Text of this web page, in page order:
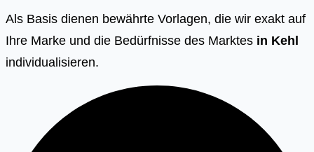
Als Basis dienen bewährte Vorlagen, die wir exakt auf
Ihre Marke und die Bedürfnisse des Marktes in Kehl
individualisieren.